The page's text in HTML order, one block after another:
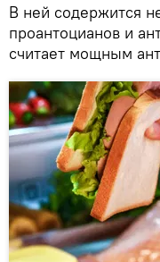
В ней содержится
проантоцианов и
считает мощным